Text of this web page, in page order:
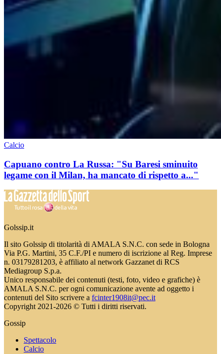
Calcio
Capuano contro La Russa: "Su Baresi sminuito
legame con il Milan, ha mancato di rispetto a..."
Golssip.it
Il sito Golssip di titolarità di AMALA S.N.C. con sede in Bologna
Via P.G. Martini, 35 C.F./PI e numero di iscrizione al Reg. Imprese
n. 03179281203, è affiliato al network Gazzanet di RCS
Mediagroup S.p.a.
Unico responsabile dei contenuti (testi, foto, video e grafiche) è
AMALA S.N.C. per ogni comunicazione avente ad oggetto i
contenuti del Sito scrivere a fcinter1908it@pec.it
Copyright 2021-2026 © Tutti i diritti riservati.
Gossip
Spettacolo
Calcio